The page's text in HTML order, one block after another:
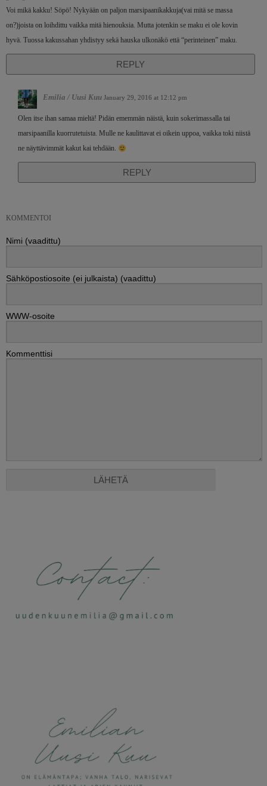
Voi mikä kakku! Söpö! Nykyään on paljon marsipaanikakkuja(vai mitä se massa
on?)joista on loihdittu vaikka mitä hienouksia. Mutta jotenkin se maku ei ole kovin
hyvä. Tuossa kakussahan yhdistyy sekä hauska ulkonäkö että “perinteinen” maku.
REPLY
Emilia / Uusi Kuu January 29, 2016 at 12:12 pm
Olen itse ihan samaa mieltä! Pidän ememmän näistä, kuin sokerimassalla tai
marsipaanilla kuorrutetuista. Mulle ne kaulittavat ei oikein uppoa, vaikka toki niistä
ne näyttävimmät kakut kai tehdään.
REPLY
KOMMENTOI
Nimi (vaadittu)
Sähköpostiosoite (ei julkaista) (vaadittu)
WWW-osoite
Kommenttisi